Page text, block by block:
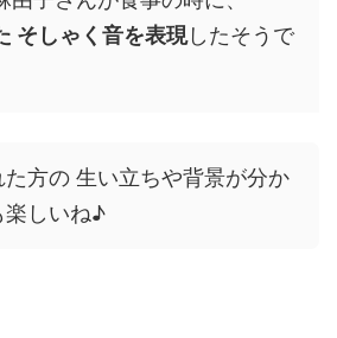
そしゃく音を表現したそうで
た方の 生い立ちや背景が分か
楽しいね♪